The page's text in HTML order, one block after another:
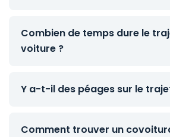
Combien de temps dure le
voiture ?
Y a-t-il des péages sur le
Comment trouver un